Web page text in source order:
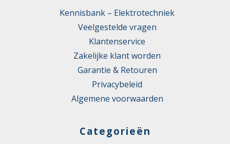
Kennisbank – Elektrotechniek
Veelgestelde vragen
Klantenservice
Zakelijke klant worden
Garantie & Retouren
Privacybeleid
Algemene voorwaarden
Categorieën